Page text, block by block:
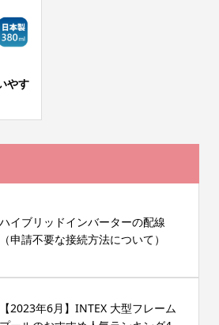
やす
ハイブリッドインバーターの配線
（申請不要な接続方法について）
【2023年6月】INTEX 大型フレーム